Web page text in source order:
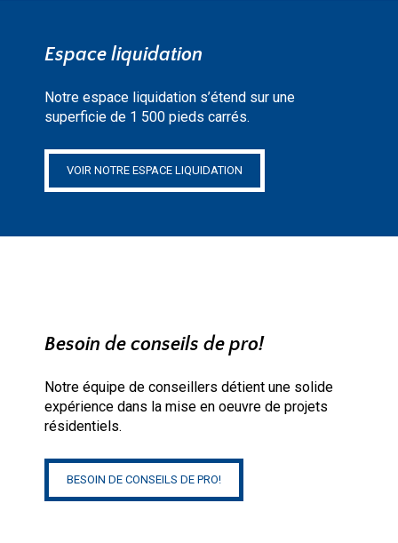
Espace liquidation
Notre espace liquidation s’étend sur une
superficie de 1 500 pieds carrés.
VOIR NOTRE ESPACE LIQUIDATION
Besoin de conseils de pro!
Notre équipe de conseillers détient une solide
expérience dans la mise en oeuvre de projets
résidentiels.
BESOIN DE CONSEILS DE PRO!